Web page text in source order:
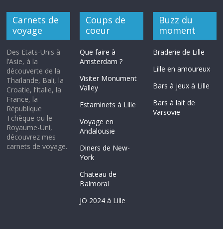
Carnets de
voyage
Des Etats-Unis à
l’Asie, à la
découverte de la
Thaïlande, Bali, la
Croatie, l’Italie, la
France, la
République
Tchèque ou le
Royaume-Uni,
découvrez mes
carnets de voyage.
Coups de
coeur
Que faire à
Amsterdam ?
Visiter Monument
Valley
Estaminets à Lille
Voyage en
Andalousie
Diners de New-
York
Chateau de
Balmoral
JO 2024 à Lille
Buzz du
moment
Braderie de Lille
Lille en amoureux
Bars à jeux à Lille
Bars à lait de
Varsovie